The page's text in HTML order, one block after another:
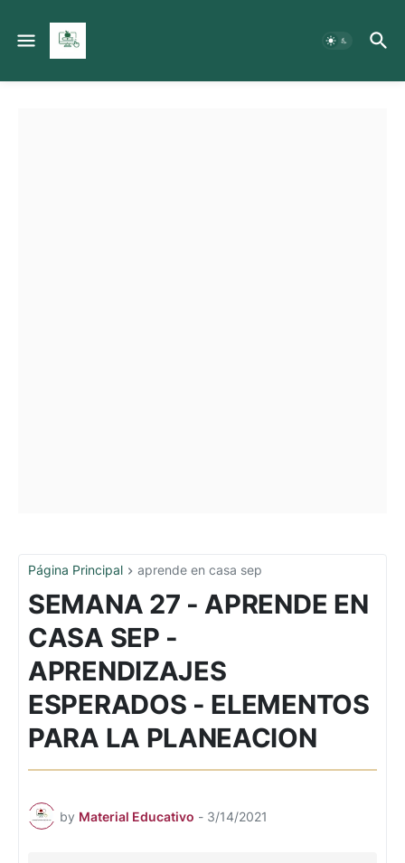
Página Principal aprende en casa sep
SEMANA 27 - APRENDE EN
CASA SEP -
APRENDIZAJES
ESPERADOS - ELEMENTOS
PARA LA PLANEACION
by Material Educativo - 3/14/2021